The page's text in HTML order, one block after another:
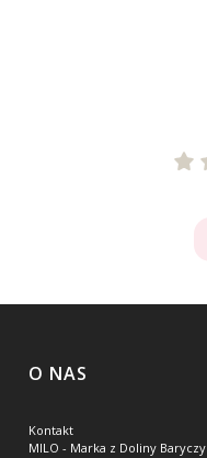
Linki w stopce
O NAS
Kontakt
MILO - Marka z Doliny Baryczy